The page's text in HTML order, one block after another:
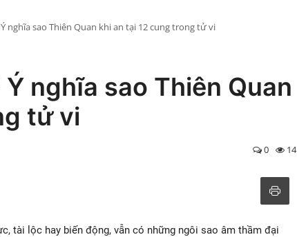
nghĩa sao Thiên Quan khi an tại 12 cung trong tử vi
nghĩa sao Thiên Quan
tử vi
0 14
tài lộc hay biến động, vẫn có những ngôi sao âm thầm đại